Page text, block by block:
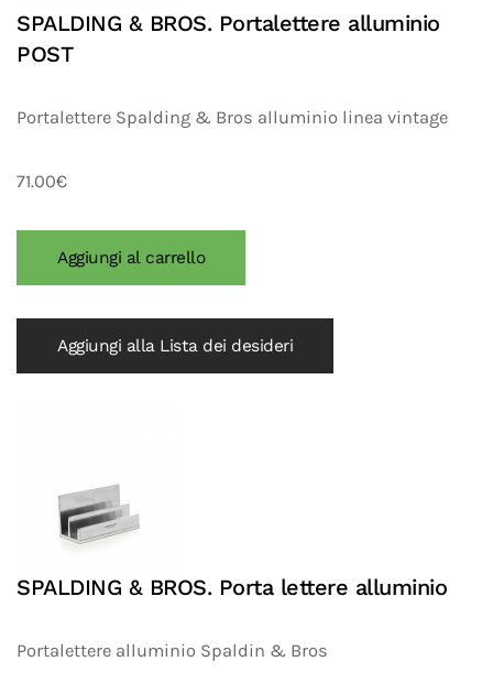
SPALDING & BROS. Portalettere alluminio
POST
Portalettere Spalding & Bros alluminio linea vintage
71.00€
Aggiungi alla Lista dei desideri
SPALDING & BROS. Porta lettere alluminio
Portalettere alluminio Spaldin & Bros